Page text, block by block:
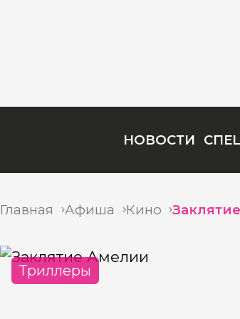
НОВОСТИ
Главная Афиша Кино
Триллеры